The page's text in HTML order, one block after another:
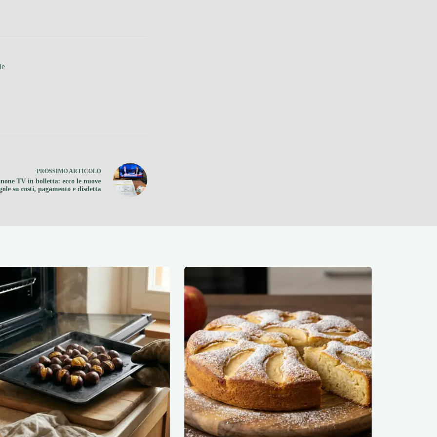
PROSSIMOARTICOLO
TV in bolletta: ecco le nuove
su costi, pagamento e disdetta